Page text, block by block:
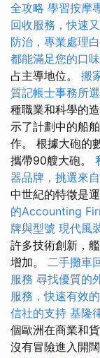
全攻略 學習按摩
回收服務，快速
防治，專業處理
都能滿足您的口味
占主導地位。 搬
質記帳士事務所
種職業和科學的
示了計劃中的船
作。 根據大砲的
攜帶90艘大砲。
器品牌，挑選來
中世紀的特徵是
的Accounting
牌與型號 現代風
許多技術創新，
增加。 二手攤車
服務 尋找優質的
服務，快速有效
信社的支持 基隆
個歐洲在商業和
沒有冒險進入開